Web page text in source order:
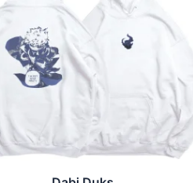
više
varijanti.
mogu
biti
stranici